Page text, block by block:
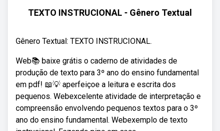
TEXTO INSTRUCIONAL - Gênero Textual
Gênero Textual: TEXTO INSTRUCIONAL.
Web📚 baixe grátis o caderno de atividades de
produção de texto para 3º ano do ensino fundamental
em pdf! 📖💡 aperfeiçoe a leitura e escrita dos
pequenos. Webexcelente atividade de interpretação e
compreensão envolvendo pequenos textos para o 3º
ano do ensino fundamental. Webexemplo de texto